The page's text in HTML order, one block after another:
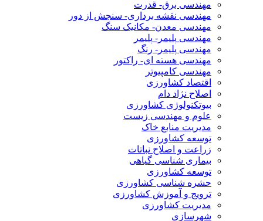
مهندسی برق- قدرت
مهندسی نقشه برداری- سنجش از دور
مهندسی معدن- مکانیک سنگ
مهندسی پلیمر- پلیمر
مهندسی پلیمر- رنگ
مهندسی هسته ای- راکتور
مهندسی کامپیوتر
اقتصاد کشاورزی
اصلاح نژاد دام
بیوتکنولوژی کشاورزی
علوم و مهندسی زیست
مدیریت منابع خاک
توسعه کشاورزی
زراعت و اصلاح نباتات
بیماری شناسی گیاهی
توسعه کشاورزی
حشره شناسی کشاورزی
ترویج و آموزش کشاورزی
مدیریت کشاورزی
شهرسازی